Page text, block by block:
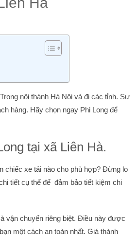
nội thành Hà Nội và đi các tỉnh. Sự
hàng. Hãy chọn ngay Phi Long để
tại xã Liên Hà.
chiếc xe tải nào cho phù hợp? Đừng lo
tiết cụ thể để đảm bảo tiết kiệm chi
vận chuyển riêng biệt. Điều này được
một cách an toàn nhất. Giá thành